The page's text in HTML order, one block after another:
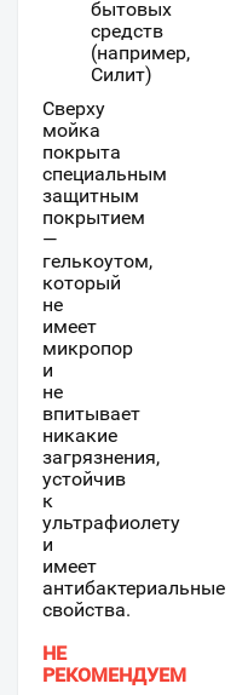
бытовых
средств
(например,
Силит)
Сверху
мойка
покрыта
специальным
защитным
покрытием
—
гелькоутом,
который
не
имеет
микропор
и
не
впитывает
никакие
загрязнения,
устойчив
к
ультрафиолету
и
имеет
антибактериальные
свойства.
НЕ
РЕКОМЕНДУЕМ